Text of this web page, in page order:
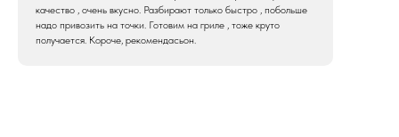
качество , очень вкусно. Разбирают только быстро , побольше
надо привозить на точки. Готовим на гриле , тоже круто
получается. Короче, рекомендасьон.